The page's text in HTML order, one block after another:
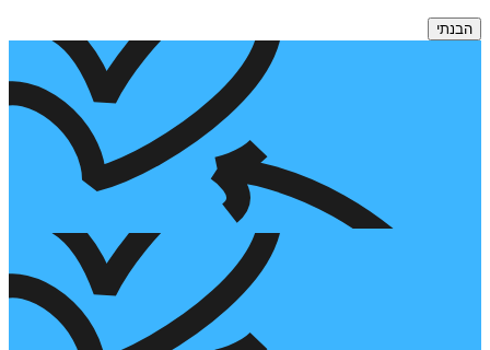
הבנתי